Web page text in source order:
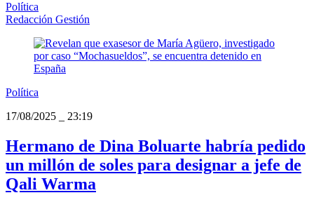
Política
Redacción Gestión
Política
17/08/2025
23:19
Hermano de Dina Boluarte habría pedido
un millón de soles para designar a jefe de
Qali Warma